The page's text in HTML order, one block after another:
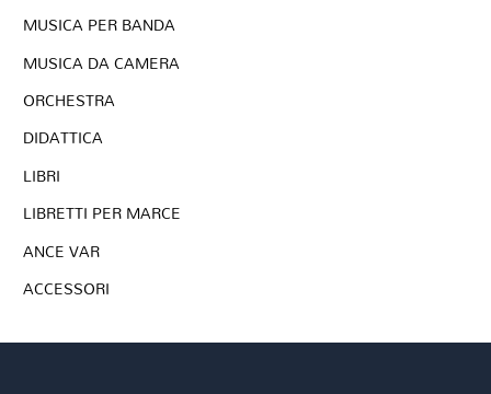
MUSICA PER BANDA
MUSICA DA CAMERA
ORCHESTRA
DIDATTICA
LIBRI
LIBRETTI PER MARCE
ANCE VAR
ACCESSORI